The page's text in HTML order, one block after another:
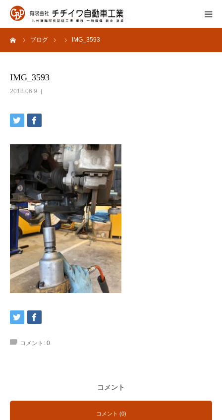
ブログ IMG_3593
IMG_3593
2018.06.9
コメント: 0
コメント
コメント (0)
会社概要
採用情報
お問い合わせ